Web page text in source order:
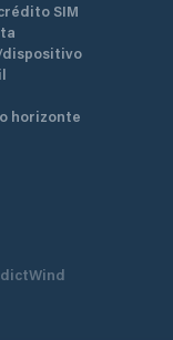
SIM
dispositivo
horizonte